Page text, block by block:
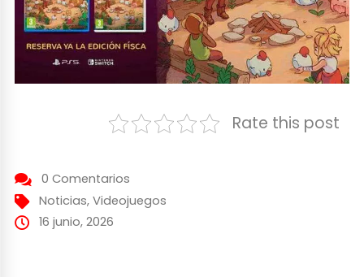
Rate this post
0 Comentarios
Noticias, Videojuegos
16 junio, 2026